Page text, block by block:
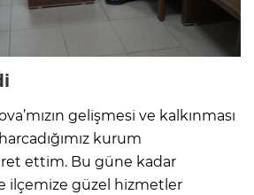
gelişmesi ve kalkınması
kurum
ettim. Bu güne kadar
ilçemize güzel hizmetler